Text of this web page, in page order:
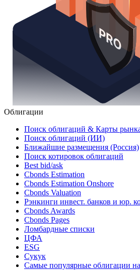
Облигации
Поиск облигаций & Карты
Поиск облигаций (ИИ)
Ближайшие размещения (Россия)
Поиск котировок облигаций
Best bid/ask
Cbonds Estimation
Cbonds Estimation Onshore
Cbonds Valuation
Рэнкинги инвест. банков и юр.
Cbonds Awards
Cbonds Pages
Ломбардные списки
ЦФА
ESG
Сукук
Самые популярные облигации